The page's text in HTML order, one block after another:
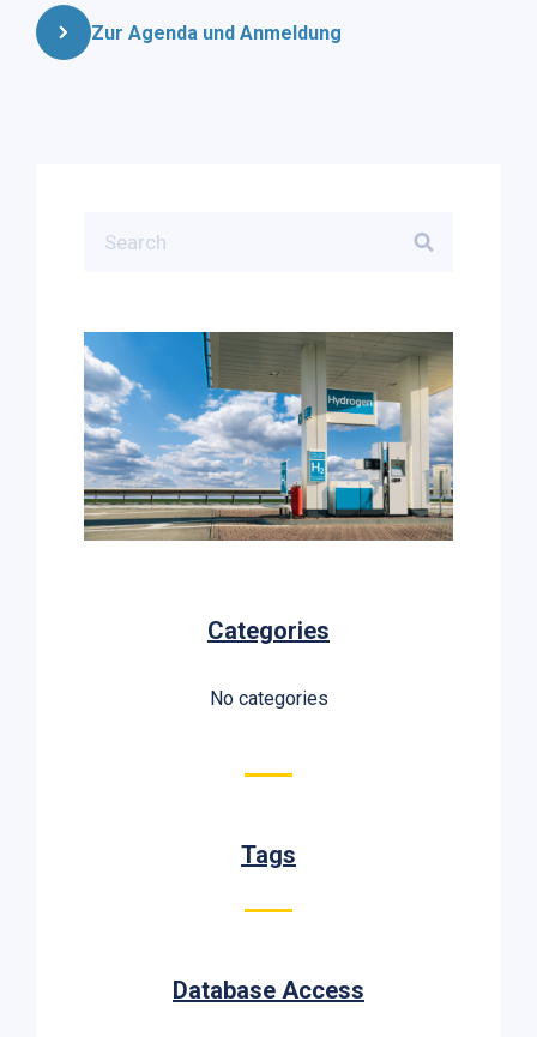
Zur Agenda und Anmeldung
Categories
No categories
Tags
Database Access